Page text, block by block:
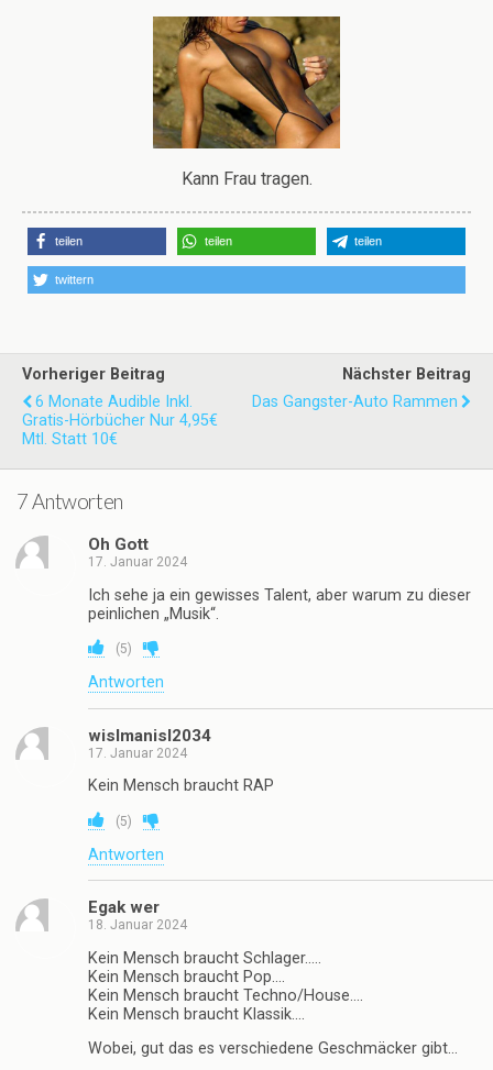
Kann Frau tragen.
teilen teilen teilen
twittern
Vorheriger Beitrag
6 Monate Audible Inkl.
Gratis-Hörbücher Nur 4,95€
Mtl. Statt 10€
Nächster Beitrag
Das Gangster-Auto Rammen
7 Antworten
Oh Gott
17. Januar 2024
Ich sehe ja ein gewisses Talent, aber warum zu dieser
peinlichen „Musik“.
(5)
Antworten
wislmanisl2034
17. Januar 2024
Kein Mensch braucht RAP
(5)
Antworten
Egak wer
18. Januar 2024
Kein Mensch braucht Schlager…..
Kein Mensch braucht Pop….
Kein Mensch braucht Techno/House….
Kein Mensch braucht Klassik….
Wobei, gut das es verschiedene Geschmäcker gibt…